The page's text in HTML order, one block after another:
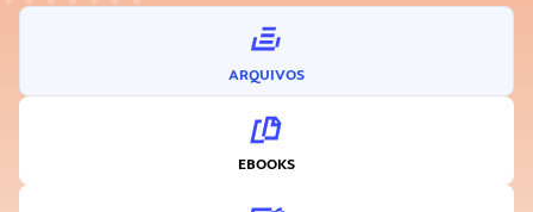
ARQUIVOS
EBOOKS